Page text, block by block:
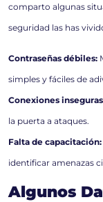
comparto algunas
seguridad las has
Contraseñas débiles:
simples y fáciles de
Conexiones
la puerta a ataques.
Falta de capacitación:
identificar amenazas
Algunos